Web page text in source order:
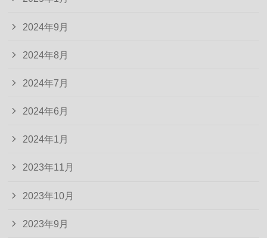
2024年9月
2024年8月
2024年7月
2024年6月
2024年1月
2023年11月
2023年10月
2023年9月